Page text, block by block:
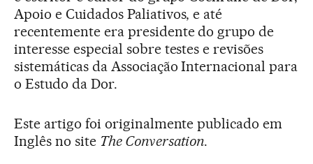
Apoio e Cuidados Paliativos, e até
recentemente era presidente do grupo de
interesse especial sobre testes e revisões
sistemáticas da Associação Internacional para
o Estudo da Dor.
Este artigo foi originalmente publicado em
Inglês no site The Conversation.